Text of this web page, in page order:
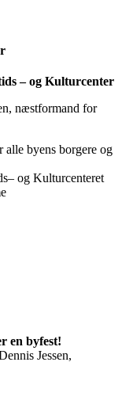
– og Kulturcenter
næstformand for
byens borgere og
og Kulturcenteret
en byfest!
Jessen,